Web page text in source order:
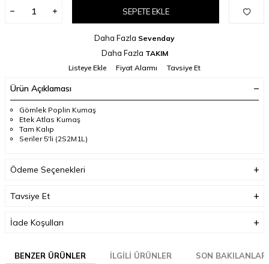
SEPETE EKLE
Daha Fazla Sevenday
Daha Fazla TAKIM
Listeye Ekle
Fiyat Alarmı Tavsiye Et
Ürün Açıklaması
Gömlek Poplin Kumaş
Etek Atlas Kumaş
Tam Kalıp
Seriler 5'li (2S2M1L)
Ödeme Seçenekleri
Tavsiye Et
İade Koşulları
BENZER ÜRÜNLER İLGILI ÜRÜNLER SON BAKILANLAR